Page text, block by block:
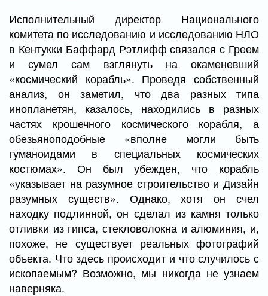
Исполнительный директор Национального
комитета по исследованию и исследованию НЛО
в Кентукки Баффард Рэтлифф связался с Греем
и сумел сам взглянуть на окаменевший
«космический корабль». Проведя собственный
анализ, он заметил, что два разных типа
инопланетян, казалось, находились в разных
частях крошечного космического корабля, а
обезьяноподобные «вполне могли быть
гуманоидами в специальных космических
костюмах». Он был убежден, что корабль
«указывает на разумное строительство и Дизайн
разумных существ». Однако, хотя он счел
находку подлинной, он сделал из камня только
отливки из гипса, стекловолокна и алюминия, и,
похоже, не существует реальных фотографий
объекта. Что здесь происходит и что случилось с
ископаемым? Возможно, мы никогда не узнаем
наверняка.